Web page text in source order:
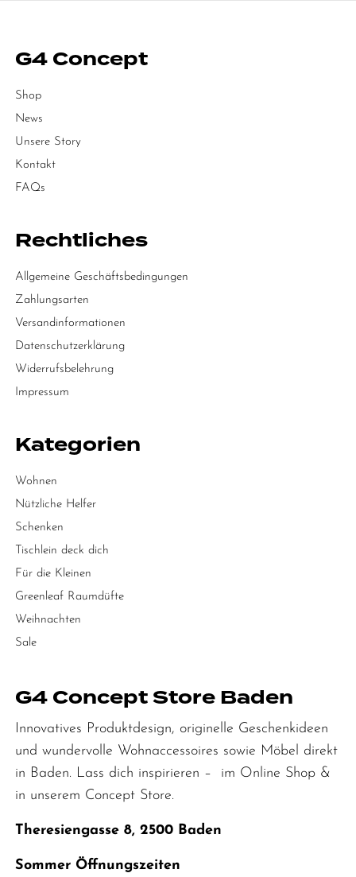
G4 Concept
Shop
News
Unsere Story
Kontakt
FAQs
Rechtliches
Allgemeine Geschäftsbedingungen
Zahlungsarten
Versandinformationen
Datenschutzerklärung
Widerrufsbelehrung
Impressum
Kategorien
Wohnen
Nützliche Helfer
Schenken
Tischlein deck dich
Für die Kleinen
Greenleaf Raumdüfte
Weihnachten
Sale
G4 Concept Store Baden
Innovatives Produktdesign, originelle Geschenkideen
und wundervolle Wohnaccessoires sowie Möbel direkt
in Baden. Lass dich inspirieren – im Online Shop &
in unserem Concept Store.
Theresiengasse 8, 2500 Baden
Sommer Öffnungszeiten